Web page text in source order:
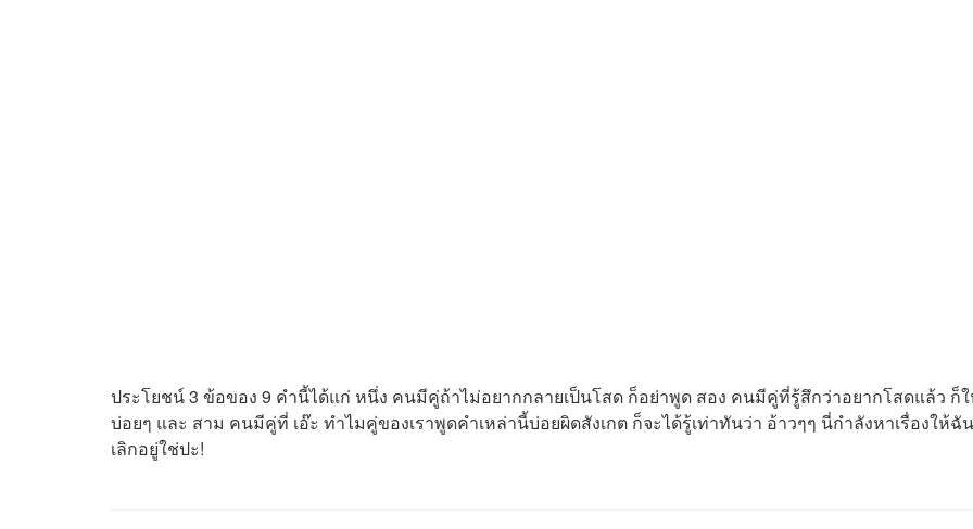
ประโยชน์ 3 ข้อของ 9 คำนี้ได้แก่ หนึ่ง คนมีคู่ถ้าไม่อยากกลายเป็นโสด ก็อย่าพูด สอง คนมีคู่ที่รู้สึกว่าอยากโสดแล้ว ก็
บ่อยๆ และ สาม คนมีคู่ที่ เอ๊ะ ทำไมคู่ของเราพูดคำเหล่านี้บ่อยผิดสังเกต ก็จะได้รู้เท่าทันว่า อ้าวๆๆ นี่กำลังหาเรื่องให้ฉั
เลิกอยู่ใช่ปะ!